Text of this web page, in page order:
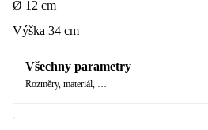
Ø 12 cm
Výška 34 cm
Všechny parametry
Rozměry, materiál, …